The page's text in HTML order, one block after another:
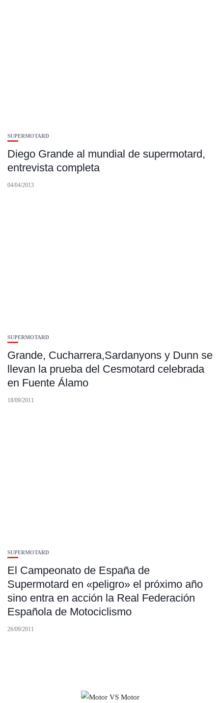
SUPERMOTARD
Diego Grande al mundial de supermotard,
entrevista completa
04/04/2013
SUPERMOTARD
Grande, Cucharrera,Sardanyons y Dunn se
llevan la prueba del Cesmotard celebrada
en Fuente Álamo
18/09/2011
SUPERMOTARD
El Campeonato de España de
Supermotard en «peligro» el próximo año
sino entra en acción la Real Federación
Española de Motociclismo
26/09/2011